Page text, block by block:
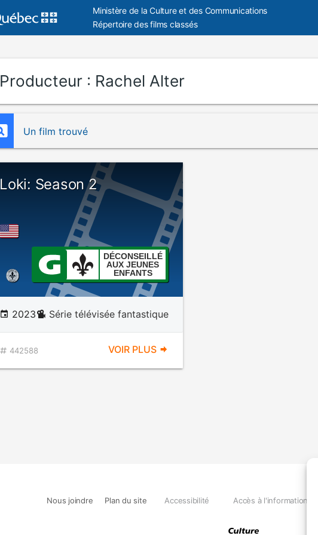
Ministère de la Culture et des Communications
Répertoire des films classés
Producteur : Rachel Alter
Un film trouvé
Loki: Season 2
DÉCONSEILLÉ
AUX JEUNES
ENFANTS
2023 Série télévisée fantastique
442588 VOIR PLUS
Nous joindre Plan du site Accessibilité Accès à l'information